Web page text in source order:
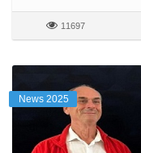
11697
News 2025